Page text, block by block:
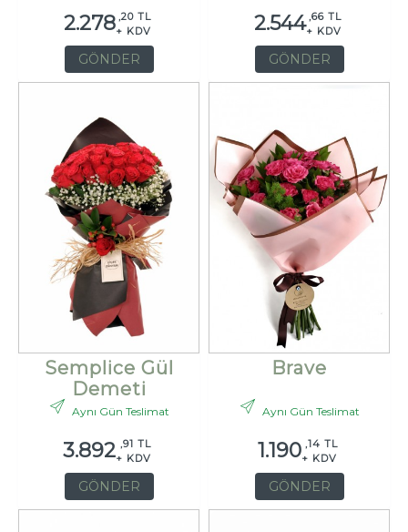
2.278 ,20 TL
+ KDV
GÖNDER
2.544 ,66 TL
+ KDV
GÖNDER
Semplice Gül
Demeti
Aynı Gün Teslimat
3.892 ,91 TL
+ KDV
GÖNDER
Brave
Aynı Gün Teslimat
1.190 ,14 TL
+ KDV
GÖNDER